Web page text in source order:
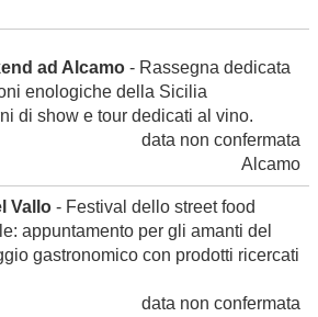
ad Alcamo - Rassegna dedicata
enologiche della Sicilia
di show e tour dedicati al vino.
data non confermata
Alcamo
Vallo - Festival dello street food
appuntamento per gli amanti del
gastronomico con prodotti ricercati
data non confermata